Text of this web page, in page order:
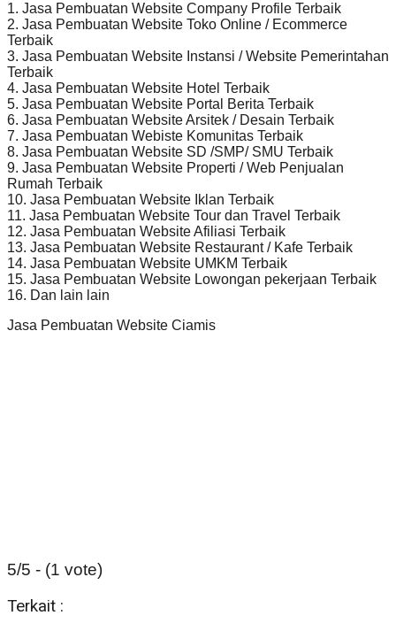
1. Jasa Pembuatan Website Company Profile Terbaik
2. Jasa Pembuatan Website Toko Online / Ecommerce
Terbaik
3. Jasa Pembuatan Website Instansi / Website Pemerintahan
Terbaik
4. Jasa Pembuatan Website Hotel Terbaik
5. Jasa Pembuatan Website Portal Berita Terbaik
6. Jasa Pembuatan Website Arsitek / Desain Terbaik
7. Jasa Pembuatan Webiste Komunitas Terbaik
8. Jasa Pembuatan Website SD /SMP/ SMU Terbaik
9. Jasa Pembuatan Website Properti / Web Penjualan
Rumah Terbaik
10. Jasa Pembuatan Website Iklan Terbaik
11. Jasa Pembuatan Website Tour dan Travel Terbaik
12. Jasa Pembuatan Website Afiliasi Terbaik
13. Jasa Pembuatan Website Restaurant / Kafe Terbaik
14. Jasa Pembuatan Website UMKM Terbaik
15. Jasa Pembuatan Website Lowongan pekerjaan Terbaik
16. Dan lain lain
Jasa Pembuatan Website Ciamis
5/5 - (1 vote)
Terkait :